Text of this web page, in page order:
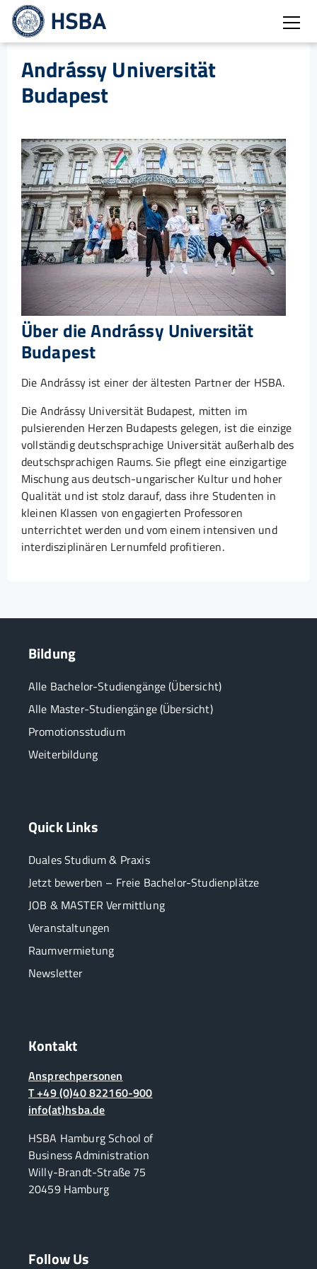
Andrássy Universität
Budapest
Über die Andrássy Universität
Budapest
Die Andrássy ist einer der ältesten Partner der HSBA.
Die Andrássy Universität Budapest, mitten im
pulsierenden Herzen Budapests gelegen, ist die einzige
vollständig deutschsprachige Universität außerhalb des
deutschsprachigen Raums. Sie pflegt eine einzigartige
Mischung aus deutsch-ungarischer Kultur und hoher
Qualität und ist stolz darauf, dass ihre Studenten in
kleinen Klassen von engagierten Professoren
unterrichtet werden und vom einem intensiven und
interdisziplinären Lernumfeld profitieren.
Bildung
Alle Bachelor-Studiengänge (Übersicht)
Alle Master-Studiengänge (Übersicht)
Promotionsstudium
Weiterbildung
Quick Links
Duales Studium & Praxis
Jetzt bewerben – Freie Bachelor-Studienplätze
JOB & MASTER Vermittlung
Veranstaltungen
Raumvermietung
Newsletter
Kontakt
Ansprechpersonen
T +49 (0)40 822160-900
info(at)hsba.de
HSBA Hamburg School of
Business Administration
Willy-Brandt-Straße 75
20459 Hamburg
Follow Us